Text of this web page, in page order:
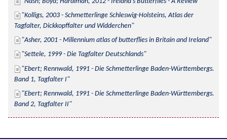
Kolligs, 2003 - Schmetterlinge Schleswig-Holsteins, Atlas der
Tagfalter, Dickkopffalter und Widderchen
Asher, 2001 - Millennium atlas of butterflies in Britain and Ireland
Settele, 1999 - Die Tagfalter Deutschlands
Ebert; Rennwald, 1991 - Die Schmetterlinge Baden-Württembergs.
Band 1, Tagfalter I
Ebert; Rennwald, 1991 - Die Schmetterlinge Baden-Württembergs.
Band 2, Tagfalter II